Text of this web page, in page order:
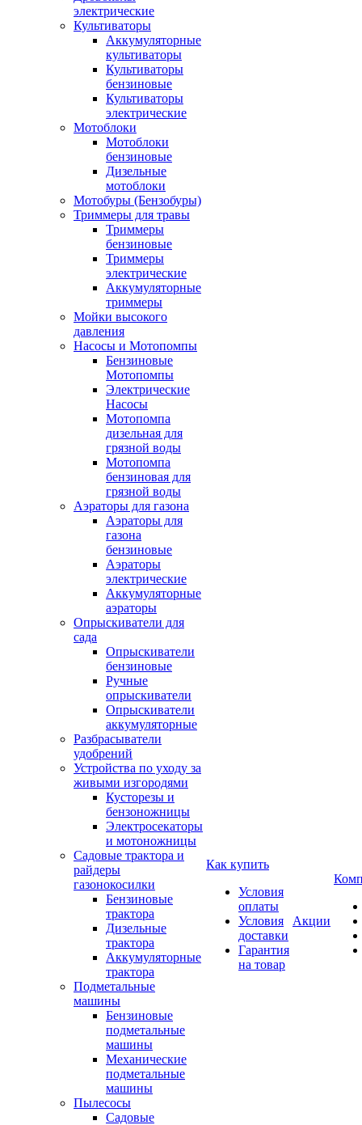
электрические
Культиваторы
Аккумуляторные
культиваторы
Культиваторы
бензиновые
Культиваторы
электрические
Мотоблоки
Мотоблоки
бензиновые
Дизельные
мотоблоки
Мотобуры (Бензобуры)
Триммеры для травы
Триммеры
бензиновые
Триммеры
электрические
Аккумуляторные
триммеры
Мойки высокого
давления
Насосы и Мотопомпы
Бензиновые
Мотопомпы
Электрические
Насосы
Мотопомпа
дизельная для
грязной воды
Мотопомпа
бензиновая для
грязной воды
Аэраторы для газона
Аэраторы для
газона
бензиновые
Аэраторы
электрические
Аккумуляторные
аэраторы
Опрыскиватели для
сада
Опрыскиватели
бензиновые
Ручные
опрыскиватели
Опрыскиватели
аккумуляторные
Разбрасыватели
удобрений
Устройства по уходу за
живыми изгородями
Кусторезы и
бензоножницы
Электросекаторы
и мотоножницы
Садовые трактора и
райдеры
газонокосилки
Бензиновые
трактора
Дизельные
трактора
Аккумуляторные
трактора
Подметальные
машины
Бензиновые
подметальные
машины
Механические
подметальные
машины
Пылесосы
Садовые
Как купить
Условия
оплаты
Условия
доставки
Гарантия
на товар
Акции